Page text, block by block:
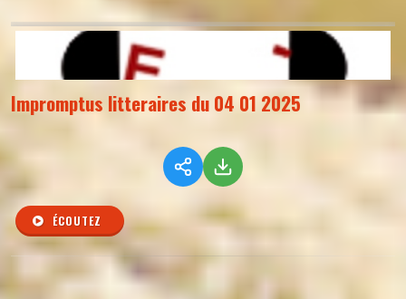
Impromptus litteraires du 04 01 2025
ÉCOUTEZ